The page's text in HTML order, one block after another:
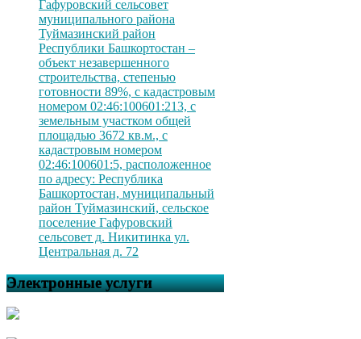
Гафуровский сельсовет
муниципального района
Туймазинский район
Республики Башкортостан –
объект незавершенного
строительства, степенью
готовности 89%, с кадастровым
номером 02:46:100601:213, с
земельным участком общей
площадью 3672 кв.м., с
кадастровым номером
02:46:100601:5, расположенное
по адресу: Республика
Башкортостан, муниципальный
район Туймазинский, сельское
поселение Гафуровский
сельсовет д. Никитинка ул.
Центральная д. 72
Электронные услуги